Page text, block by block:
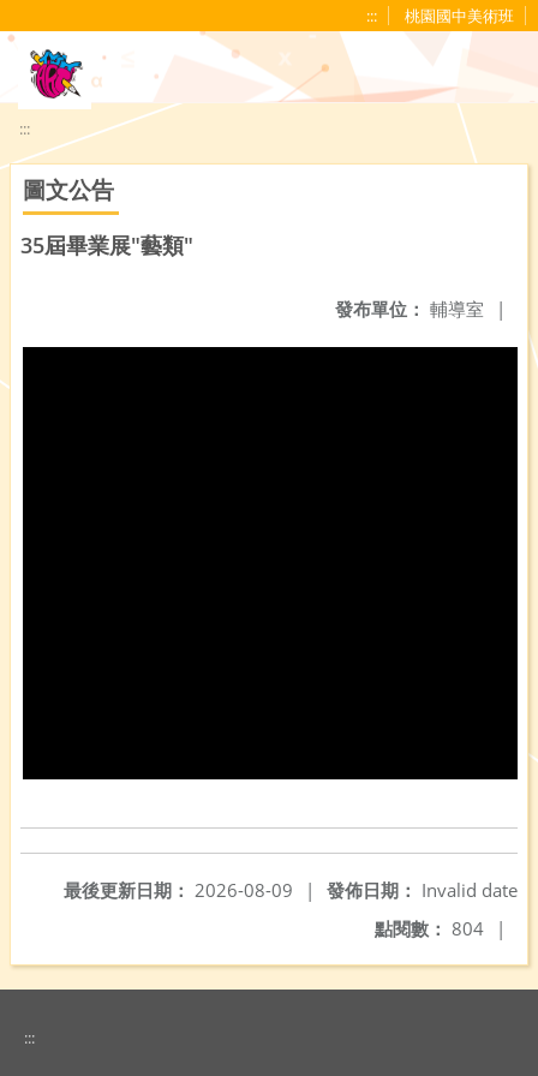
::: 桃園國中美術班
:::
圖文公告
35屆畢業展"藝類"
發布單位： 輔導室 |
發佈日期： Invalid date
最後更新日期： 2026-08-09
|
點閱數： 804 |
:::